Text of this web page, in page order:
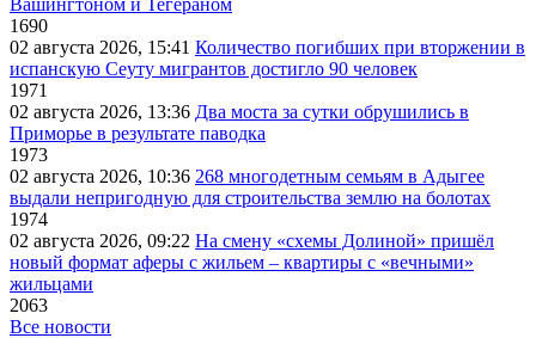
1690
02 августа 2026, 15:41 Количество погибших при вторжении в
испанскую Сеуту мигрантов достигло 90 человек
1971
02 августа 2026, 13:36 Два моста за сутки обрушились в
Приморье в результате паводка
1973
02 августа 2026, 10:36 268 многодетным семьям в Адыгее
выдали непригодную для строительства землю на болотах
1974
02 августа 2026, 09:22 На смену «схемы Долиной» пришёл
новый формат аферы с жильем – квартиры с «вечными»
жильцами
2063
Все новости